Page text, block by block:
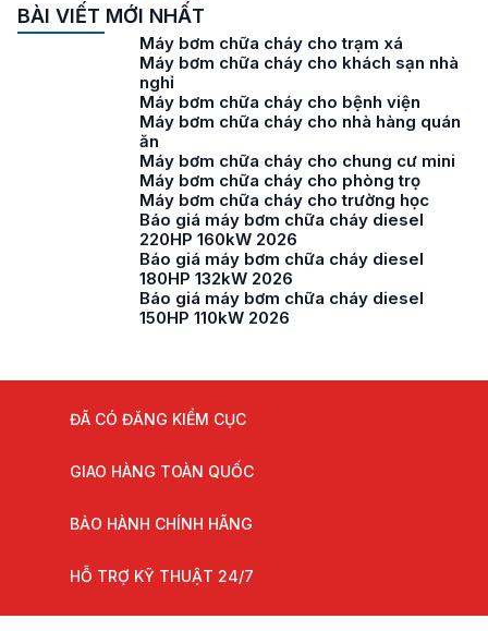
BÀI VIẾT MỚI NHẤT
Máy bơm chữa cháy cho trạm xá
Máy bơm chữa cháy cho khách sạn nhà
nghỉ
Máy bơm chữa cháy cho bệnh viện
Máy bơm chữa cháy cho nhà hàng quán
ăn
Máy bơm chữa cháy cho chung cư mini
Máy bơm chữa cháy cho phòng trọ
Máy bơm chữa cháy cho trường học
Báo giá máy bơm chữa cháy diesel
220HP 160kW 2026
Báo giá máy bơm chữa cháy diesel
180HP 132kW 2026
Báo giá máy bơm chữa cháy diesel
150HP 110kW 2026
ĐÃ CÓ ĐĂNG KIỂM CỤC
GIAO HÀNG TOÀN QUỐC
BẢO HÀNH CHÍNH HÃNG
HỖ TRỢ KỸ THUẬT 24/7